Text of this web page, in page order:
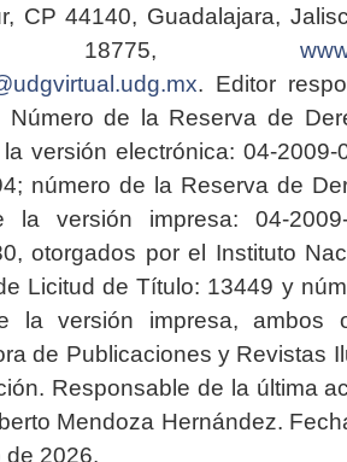
CP 44140, Guadalajara,
18775,
. Editor
Número de la Reserva de
versión electrónica: 04-2009-
número de la Reserva de
la versión impresa: 04-2009-
otorgados por el Instituto
Licitud de Título: 13449 y
la versión impresa, ambos
de Publicaciones y Revistas
Responsable de la última
Mendoza Hernández.
de 2026.